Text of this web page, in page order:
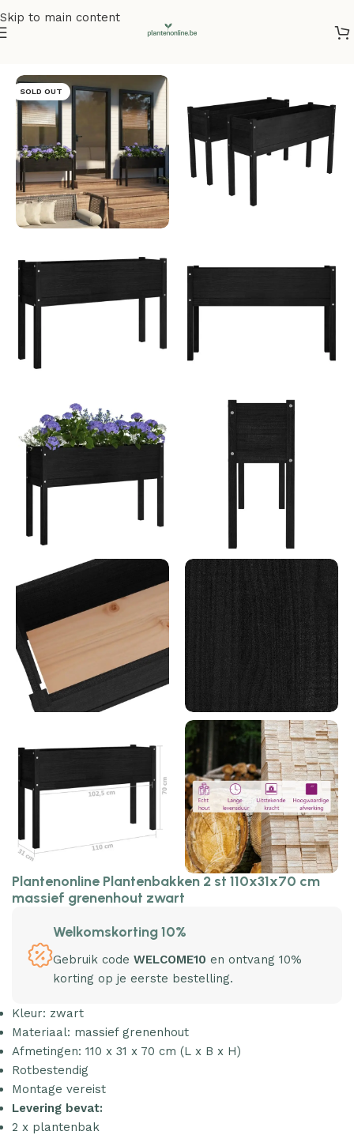
Skip to main content
SOLD OUT
Plantenonline Plantenbakken 2 st 110x31x70 cm
massief grenenhout zwart
Welkomskorting 10%
Gebruik code WELCOME10 en ontvang 10%
korting op je eerste bestelling.
Kleur: zwart
Materiaal: massief grenenhout
Afmetingen: 110 x 31 x 70 cm (L x B x H)
Rotbestendig
Montage vereist
Levering bevat:
2 x plantenbak